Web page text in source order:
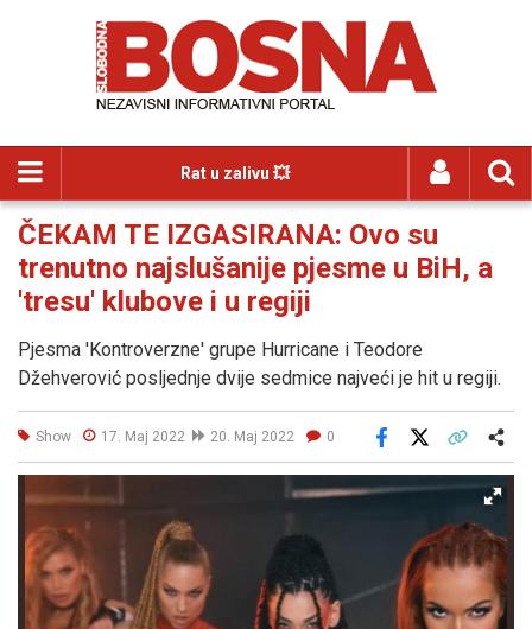
Rat u zalivu 💥
ČEKAM TE IZGASIRANA: Ovo su
trenutno najslušanije pjesme u BiH, a
'tresu' klubove i u regiji
Pjesma 'Kontroverzne' grupe Hurricane i Teodore
Džehverović posljednje dvije sedmice najveći je hit u regiji.
Show 17. Maj 2022 20. Maj 2022 0
Facebook